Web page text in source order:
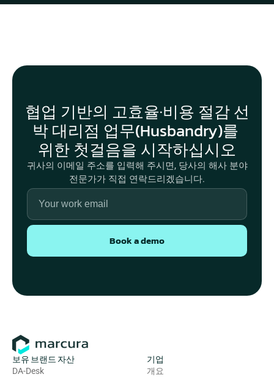
협업 기반의 고효율·비용 절감 선
박 대리점 업무(Husbandry)를
위한 첫걸음을 시작하십시오
귀사의 이메일 주소를 입력해 주시면, 당사의 해사 분야
전문가가 직접 연락드리겠습니다.
Book a demo
보유 브랜드 자산
DA-Desk
기업
개요